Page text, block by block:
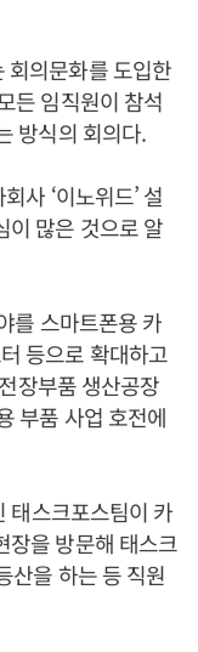
회의문화를 도입한
든 임직원이 참석
방식의 회의다.
사 ‘이노위드’ 설
이 많은 것으로 알
를 스마트폰용 카
등으로 확대하고
장부품 생산공장
부품 사업 호전에
태스크포스팀이 카
장을 방문해 태스크
산을 하는 등 직원